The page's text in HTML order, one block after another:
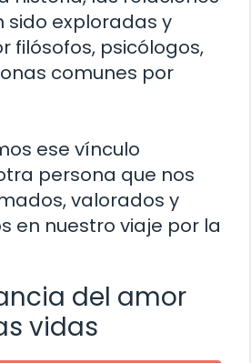
sido exploradas y
filósofos, psicólogos,
comunes por
ese vínculo
persona que nos
valorados y
en nuestro viaje por la
del amor
vidas